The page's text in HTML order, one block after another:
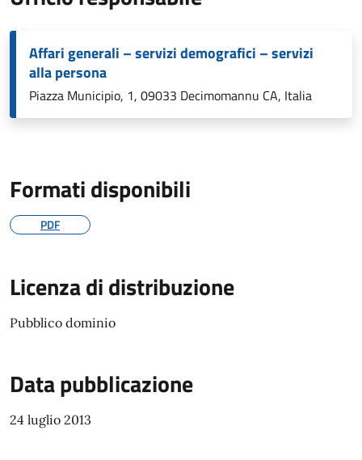
Affari generali – servizi demografici – servizi
alla persona
Piazza Municipio, 1, 09033 Decimomannu CA, Italia
Formati disponibili
PDF
Licenza di distribuzione
Pubblico dominio
Data pubblicazione
24 luglio 2013